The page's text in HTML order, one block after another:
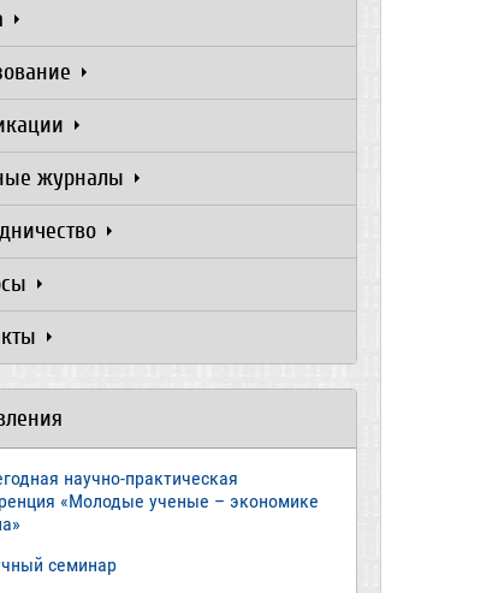
журналы
научно-практическая
«Молодые ученые – экономике
семинар